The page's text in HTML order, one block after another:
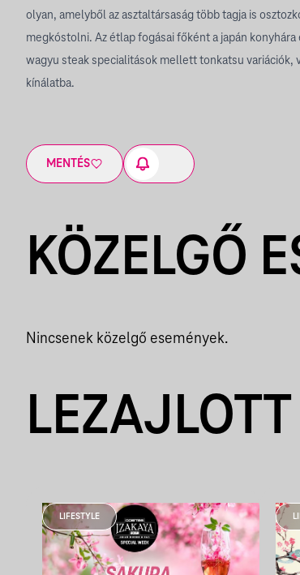
olyan, amelyből az asztaltársaság több tagja is
megkóstolni. Az étlap fogásai főként a japán
wagyu steak specialitások mellett tonkatsu variációk,
kínálatba.
MENTÉS
KÖZELGŐ
Nincsenek közelgő események.
LIFESTYLE